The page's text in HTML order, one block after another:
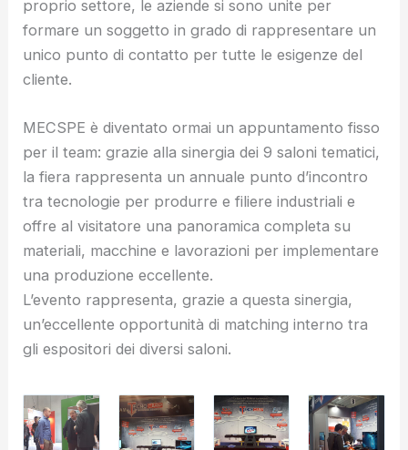
proprio settore, le aziende si sono unite per
formare un soggetto in grado di rappresentare un
unico punto di contatto per tutte le esigenze del
cliente.
MECSPE è diventato ormai un appuntamento fisso
per il team: grazie alla sinergia dei 9 saloni tematici,
la fiera rappresenta un annuale punto d’incontro
tra tecnologie per produrre e filiere industriali e
offre al visitatore una panoramica completa su
materiali, macchine e lavorazioni per implementare
una produzione eccellente.
L’evento rappresenta, grazie a questa sinergia,
un’eccellente opportunità di matching interno tra
gli espositori dei diversi saloni.